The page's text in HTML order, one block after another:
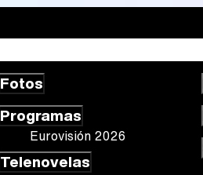
Fotos
Programas
Eurovisión 2026
Telenovelas